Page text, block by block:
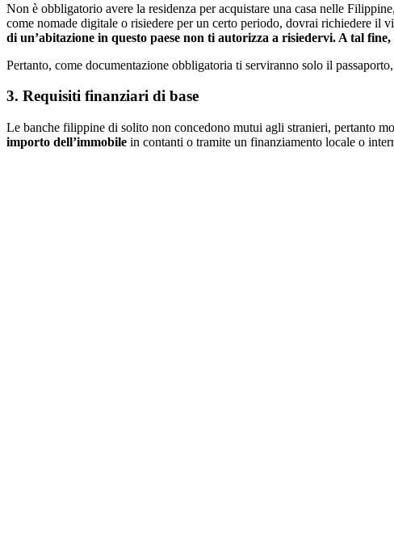
Non è obbligatorio avere la residenza per acquistare una casa nelle
come nomade digitale o risiedere per un certo periodo, dovrai richiedere il
di un’abitazione in questo paese non ti autorizza a risiedervi. A tal
Pertanto, come documentazione obbligatoria ti serviranno solo il
3. Requisiti finanziari di base
Le banche filippine di solito non concedono mutui agli stranieri, pertanto
importo dell’immobile in contanti o tramite un finanziamento locale o